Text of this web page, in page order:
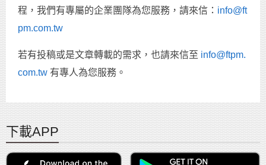
程，我們有專屬的企業團隊為您服務，請來信： info@ft
pm.com.tw
若有投稿或是文章轉載的需求，也請來信至 info@ftpm.
com.tw 有專人為您服務。
下載APP